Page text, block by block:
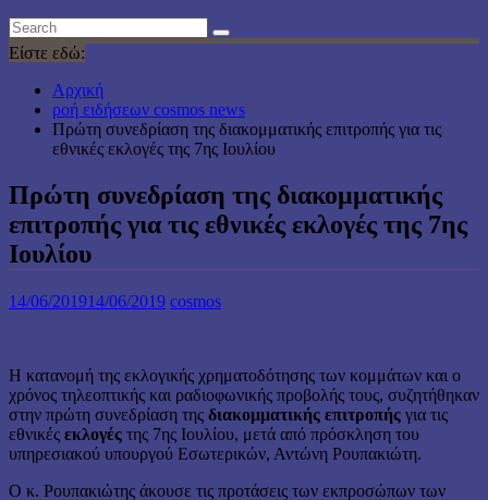
Είστε εδώ:
Αρχική
ροή ειδήσεων cosmos news
Πρώτη συνεδρίαση της διακομματικής επιτροπής για τις
εθνικές εκλογές της 7ης Ιουλίου
Πρώτη συνεδρίαση της διακομματικής
επιτροπής για τις εθνικές εκλογές της 7ης
Ιουλίου
14/06/201914/06/2019 cosmos
Η κατανομή της εκλογικής χρηματοδότησης των κομμάτων και ο
χρόνος τηλεοπτικής και ραδιοφωνικής προβολής τους, συζητήθηκαν
στην πρώτη συνεδρίαση της διακομματικής επιτροπής για τις
εθνικές εκλογές της 7ης Ιουλίου, μετά από πρόσκληση του
υπηρεσιακού υπουργού Εσωτερικών, Αντώνη Ρουπακιώτη.
Ο κ. Ρουπακιώτης άκουσε τις προτάσεις των εκπροσώπων των